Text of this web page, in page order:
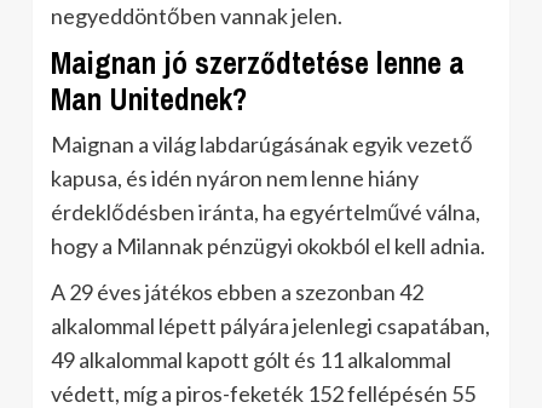
negyeddöntőben vannak jelen.
Maignan jó szerződtetése lenne a
Man Unitednek?
Maignan a világ labdarúgásának egyik vezető
kapusa, és idén nyáron nem lenne hiány
érdeklődésben iránta, ha egyértelművé válna,
hogy a Milannak pénzügyi okokból el kell adnia.
A 29 éves játékos ebben a szezonban 42
alkalommal lépett pályára jelenlegi csapatában,
49 alkalommal kapott gólt és 11 alkalommal
védett, míg a piros-feketék 152 fellépésén 55